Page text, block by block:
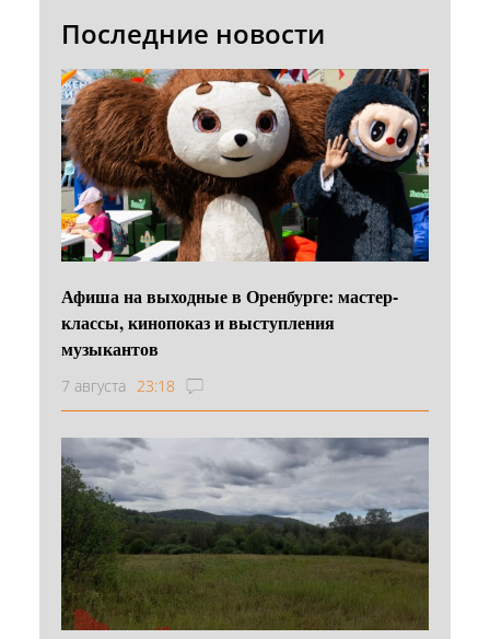
Последние новости
Афиша на выходные в Оренбурге: мастер-
классы, кинопоказ и выступления
музыкантов
7 августа 23:18